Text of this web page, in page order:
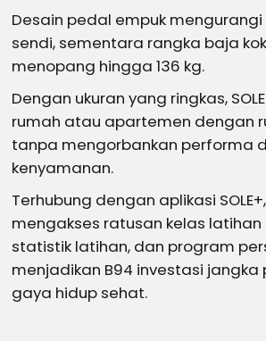
Desain pedal empuk
sendi, sementara rangka baja
menopang hingga 136 kg.
Dengan ukuran yang ringkas,
rumah atau apartemen dengan
tanpa mengorbankan performa
kenyamanan.
Terhubung dengan aplikasi
mengakses ratusan kelas
statistik latihan, dan program
menjadikan B94 investasi jangka
gaya hidup sehat.